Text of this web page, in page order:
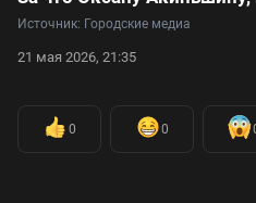
Источник: Городские медиа
21 мая 2026, 21:35
0 0